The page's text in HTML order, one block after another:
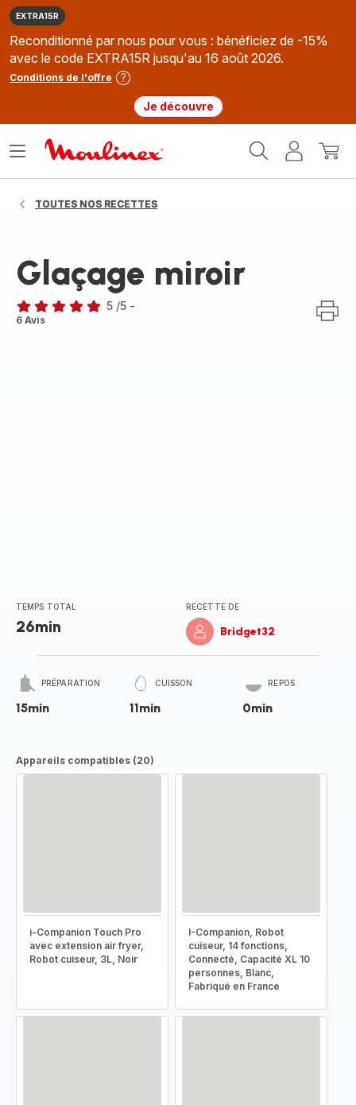
EXTRA15R
Reconditionné par nous pour vous : bénéficiez de -15%
avec le code EXTRA15R jusqu'au 16 août 2026.
Conditions de l'offre
Je découvre
MonMon
Ouvrir
TOUTES NOS RECETTES
Glaçage miroir
Avis
5 /5 -
6 Avis
TEMPS TOTAL
26min
RECETTE DE
Bridget32
PRÉPARATION
15min
CUISSON
11min
REPOS
0min
Appareils compatibles (20)
i-Companion Touch Pro
avec extension air fryer,
Robot cuiseur, 3L, Noir
I-Companion, Robot
cuiseur, 14 fonctions,
Connecté, Capacité XL 10
personnes, Blanc,
Fabriqué en France